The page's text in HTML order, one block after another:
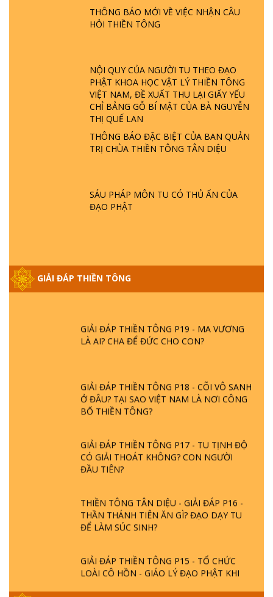
THÔNG BÁO MỚI VỀ VIỆC NHẬN CÂU
HỎI THIỀN TÔNG
NỘI QUY CỦA NGƯỜI TU THEO ĐẠO
PHẬT KHOA HỌC VẬT LÝ THIỀN TÔNG
VIỆT NAM, ĐỀ XUẤT THU LẠI GIẤY YẾU
CHỈ BẢNG GỖ BÍ MẬT CỦA BÀ NGUYỄN
THỊ QUẾ LAN
THÔNG BÁO ĐẶC BIỆT CỦA BAN QUẢN
TRỊ CHÙA THIỀN TÔNG TÂN DIỆU
SÁU PHÁP MÔN TU CÓ THỦ ẤN CỦA
ĐẠO PHẬT
GIẢI ĐÁP THIỀN TÔNG
TTTD
GIẢI ĐÁP ĐẶC BIỆT P23 - THIÊN ĐÀNG Ở
GIẢI ĐÁP THIỀN TÔNG ĐẶC BIỆT P22 - TẠI
SAO TRÁI ĐẤT NHIỀU THIÊN TAI - LŨ LỤT
- HỎA HOẠN | TTTD
GIẢI ĐÁP THIỀN TÔNG ĐẶC BIỆT P21 - TẠI
GIẢI ĐÁP VỀ LỄ TIỄN THIỀN TÔNG SƯ
GIẢI ĐÁP THIỀN TÔNG ĐẶC BIỆT PHẦN 20
- BÁC NGUYỄN NHÂN LÀ AI? PHIỀN NÃO
GIẢI ĐÁP THIỀN TÔNG P19 - MA VƯƠNG
LÀ AI? CHA ĐỂ ĐỨC CHO CON?
GIẢI ĐÁP THIỀN TÔNG P18 - CÕI VÔ SANH
Ở ĐÂU? TẠI SAO VIỆT NAM LÀ NƠI CÔNG
BỐ THIỀN TÔNG?
GIẢI ĐÁP THIỀN TÔNG P17 - TU TỊNH ĐỘ
CÓ GIẢI THOÁT KHÔNG? CON NGƯỜI
ĐẦU TIÊN?
THIỀN TÔNG TÂN DIỆU - GIẢI ĐÁP P16 -
THẦN THÁNH TIÊN ĂN GÌ? ĐẠO DẠY TU
ĐỂ LÀM SÚC SINH?
GIẢI ĐÁP THIỀN TÔNG P15 - TỔ CHỨC
LOÀI CÔ HỒN - GIÁO LÝ ĐẠO PHẬT KHI
NÀO XUẤT BẢN